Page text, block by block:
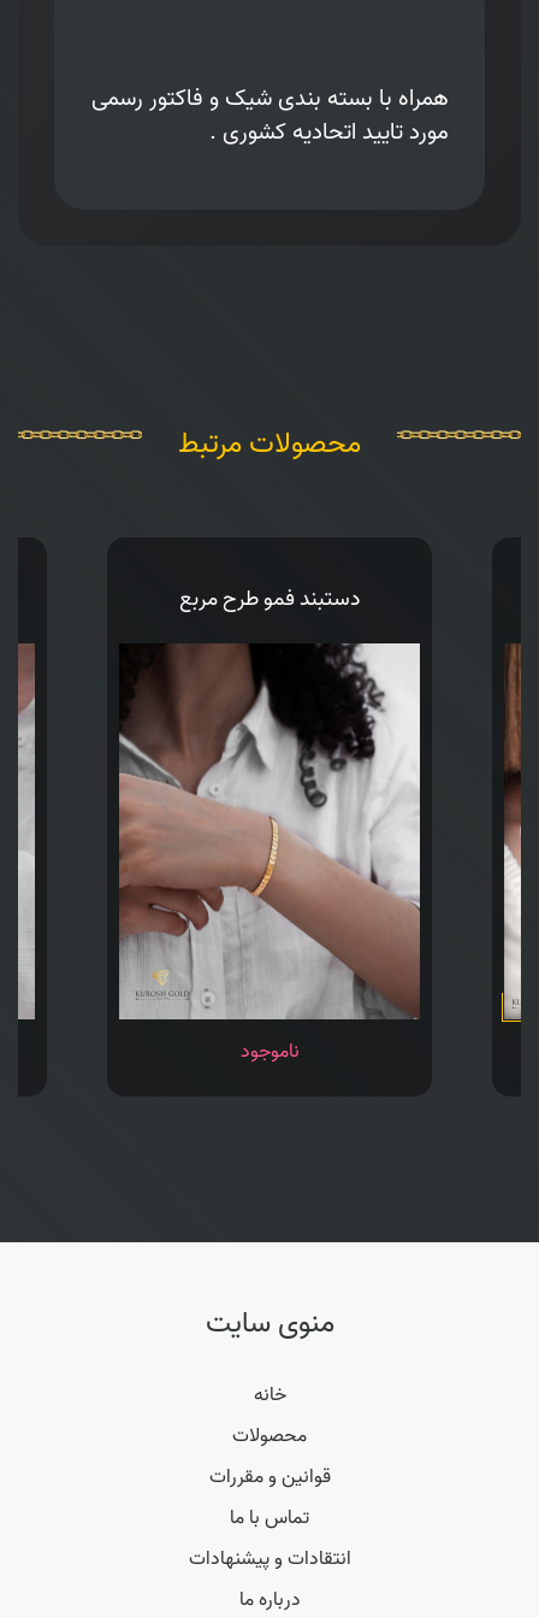
همراه با بسته بندی شیک و فاکتور رسمی
مورد تایید اتحادیه کشوری .
محصولات مرتبط
دستبند فمو طرح مربع
ناموجود
منوی سایت
خانه
محصولات
قوانین و مقررات
تماس با ما
انتقادات و پیشنهادات
درباره ما